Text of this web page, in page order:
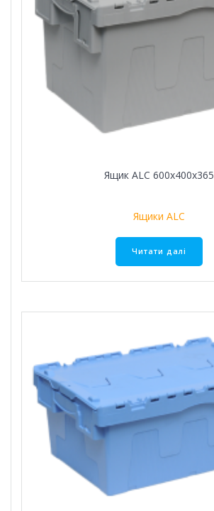
Ящик ALC 600х400х365
Ящики ALC
Читати далі